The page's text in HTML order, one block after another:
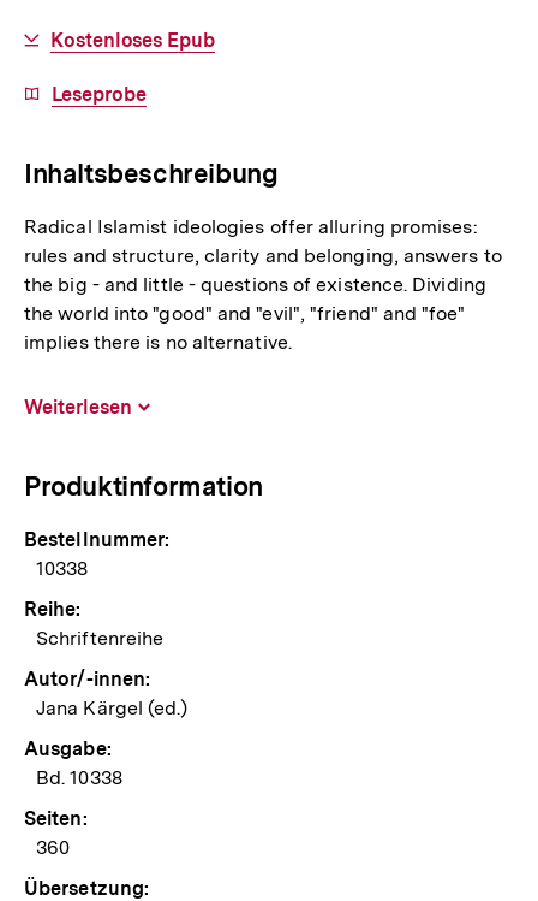
Download-
Kostenloses Epub
Download-
Leseprobe
Inhaltsbeschreibung
Radical Islamist ideologies offer alluring promises:
rules and structure, clarity and belonging, answers to
the big - and little - questions of existence. Dividing
the world into "good" and "evil", "friend" and "foe"
implies there is no alternative.
Weiterlesen
Produktinformation
Bestellnummer:
10338
Reihe:
Schriftenreihe
Autor/-innen:
Jana Kärgel (ed.)
Ausgabe:
Bd. 10338
Seiten:
360
Übersetzung: